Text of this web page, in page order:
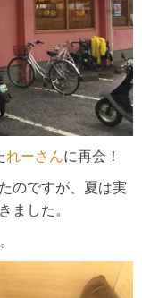
れーさんに再会！
のですが、夏は実
ました。